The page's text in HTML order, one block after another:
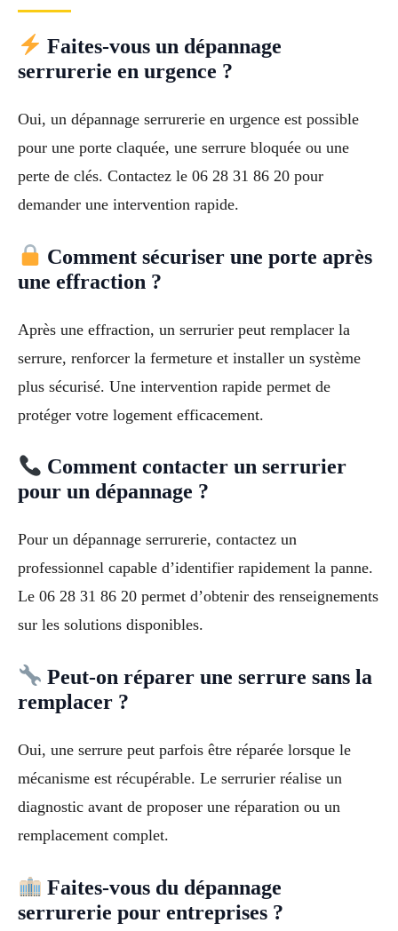
Faites-vous un dépannage
serrurerie en urgence ?
Oui, un dépannage serrurerie en urgence est possible
pour une porte claquée, une serrure bloquée ou une
perte de clés. Contactez le 06 28 31 86 20 pour
demander une intervention rapide.
Comment sécuriser une porte après
une effraction ?
Après une effraction, un serrurier peut remplacer la
serrure, renforcer la fermeture et installer un système
plus sécurisé. Une intervention rapide permet de
protéger votre logement efficacement.
Comment contacter un serrurier
pour un dépannage ?
Pour un dépannage serrurerie, contactez un
professionnel capable d’identifier rapidement la panne.
Le 06 28 31 86 20 permet d’obtenir des renseignements
sur les solutions disponibles.
Peut-on réparer une serrure sans la
remplacer ?
Oui, une serrure peut parfois être réparée lorsque le
mécanisme est récupérable. Le serrurier réalise un
diagnostic avant de proposer une réparation ou un
remplacement complet.
Faites-vous du dépannage
serrurerie pour entreprises ?